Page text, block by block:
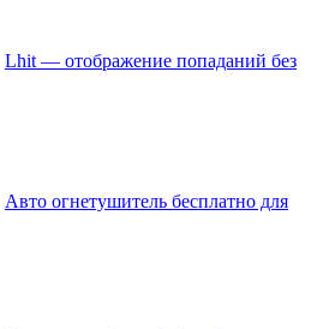
Lhit — отображение попаданий без
Авто огнетушитель бесплатно для